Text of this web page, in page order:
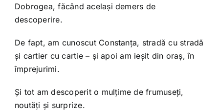
Dobrogea, făcând același demers de
descoperire.
De fapt, am cunoscut Constanța, stradă cu stradă
și cartier cu cartie – și apoi am ieșit din oraș, în
împrejurimi.
Și tot am descoperit o mulțime de frumuseți,
noutăți și surprize.